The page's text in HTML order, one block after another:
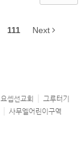
111 Next
요셉선교회
그루터기
사무엘어린이구역